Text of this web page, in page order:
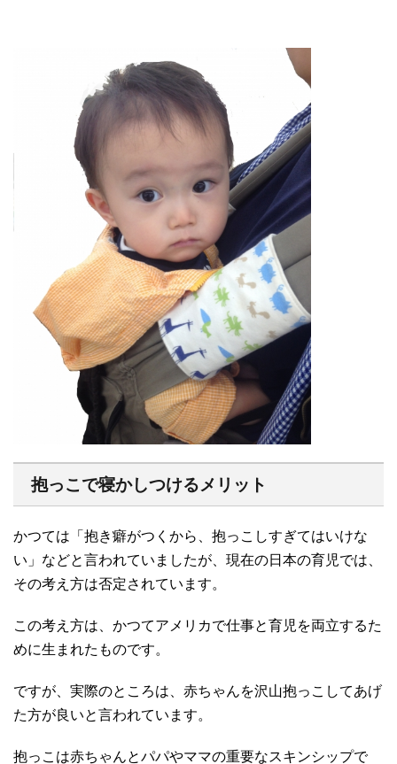
抱っこで寝かしつけるメリット
かつては「抱き癖がつくから、抱っこしすぎてはいけな
い」などと言われていましたが、現在の日本の育児では、
その考え方は否定されています。
この考え方は、かつてアメリカで仕事と育児を両立するた
めに生まれたものです。
ですが、実際のところは、赤ちゃんを沢山抱っこしてあげ
た方が良いと言われています。
抱っこは赤ちゃんとパパやママの重要なスキンシップで